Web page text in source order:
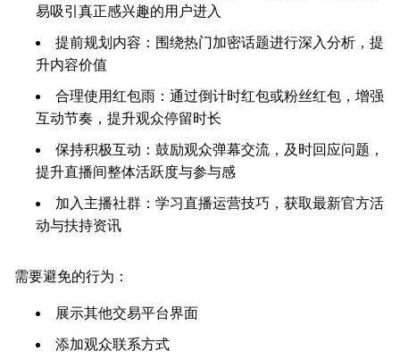
易吸引真正感兴趣的用户进入
提前规划内容：围绕热门加密话题进行深入分析，提
升内容价值
合理使用红包雨：通过倒计时红包或粉丝红包，增强
互动节奏，提升观众停留时长
保持积极互动：鼓励观众弹幕交流，及时回应问题，
提升直播间整体活跃度与参与感
加入主播社群：学习直播运营技巧，获取最新官方活
动与扶持资讯
需要避免的行为：
展示其他交易平台界面
添加观众联系方式